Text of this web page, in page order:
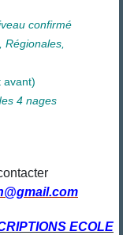
confirmé
avant)
4 nages
ECOLE